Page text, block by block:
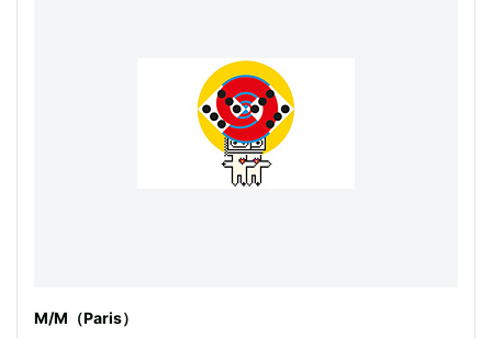
M/M（Paris）